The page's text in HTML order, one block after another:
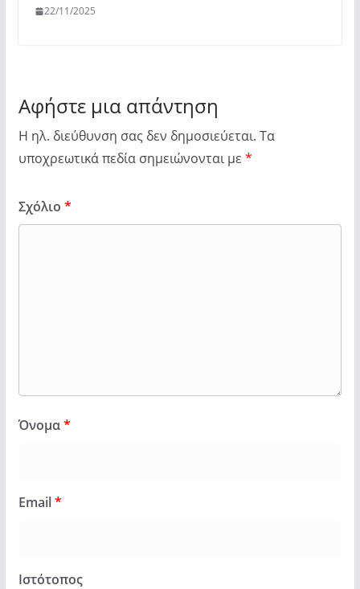
22/11/2025
Αφήστε μια απάντηση
Η ηλ. διεύθυνση σας δεν δημοσιεύεται. Τα
υποχρεωτικά πεδία σημειώνονται με *
Σχόλιο *
Όνομα*
Email*
Ιστότοπος